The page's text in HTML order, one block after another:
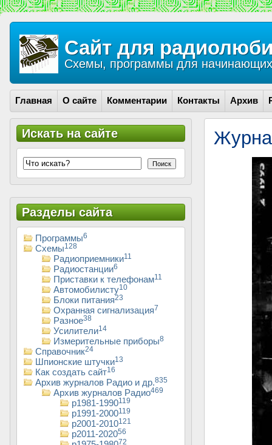
Сайт для
Схемы, программы для
Главная О сайте Комментарии Контакты Архив
Искать на сайте
Поиск
Разделы сайта
Программы6
Схемы128
Радиоприемники11
Радиостанции6
Приставки к телефонам11
Автомобилисту10
Блоки питания23
Охранная сигнализация7
Разное38
Усилители14
Измерительные приборы8
Справочник24
Шпионские штучки13
Как создать сайт16
Архив журналов Радио и др.835
Архив журналов Радио469
р1981-1990119
р1991-2000119
р2001-2010121
р2011-202056
72